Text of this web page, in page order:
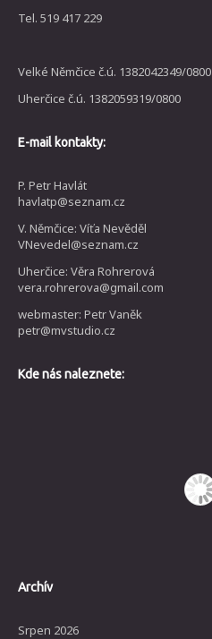
Tel. 519 417 229
Velké Němčice č.ú. 1382042349/0800
Uherčice č.ú. 1382059319/0800
E-mail kontakty:
P. Petr Havlát
havlatp@seznam.cz
V. Němčice: Víťa Nevěděl
VNevedel@seznam.cz
Uherčice: Věra Rohrerová
vera.rohrerova@gmail.com
webmaster: Petr Vaněk
petr@mvstudio.cz
Kde nás naleznete:
Archív
Srpen 2026